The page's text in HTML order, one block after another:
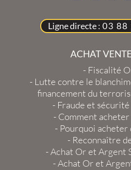
Ligne directe : 03 88
ACHAT
- Fiscalité
- Lutte contre le
financement du
- Fraude et
- Comment
- Pourquoi acheter
- Reconnaître
-Achat Or et Argent
-Achat Or et